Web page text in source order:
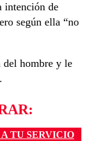
intención de
según ella “no
del hombre y le
TU SERVICIO